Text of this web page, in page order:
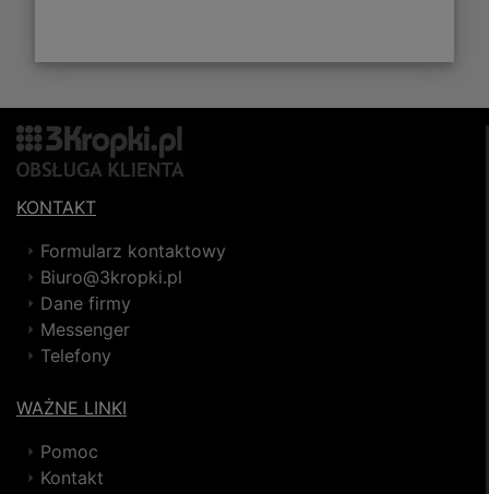
KONTAKT
Formularz kontaktowy
Biuro@3kropki.pl
Dane firmy
Messenger
Telefony
WAŻNE LINKI
Pomoc
Kontakt